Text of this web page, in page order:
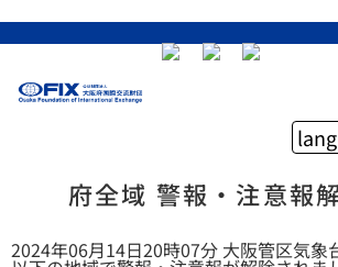
府全域 警報・注意報
2024年06月14日20時07分 大阪管区気象